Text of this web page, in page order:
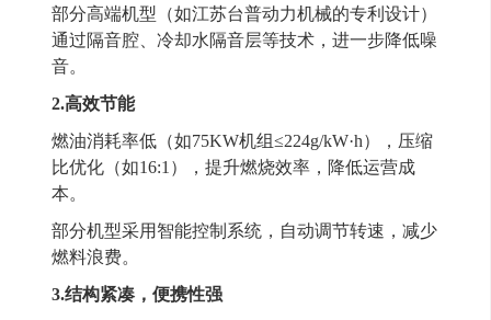
部分高端机型（如江苏台普动力机械的专利设计）
通过隔音腔、冷却水隔音层等技术，进一步降低噪
音。
2.高效节能
燃油消耗率低（如75KW机组≤224g/kW·h），压缩
比优化（如16:1），提升燃烧效率，降低运营成
本。
部分机型采用智能控制系统，自动调节转速，减少
燃料浪费。
3.结构紧凑，便携性强